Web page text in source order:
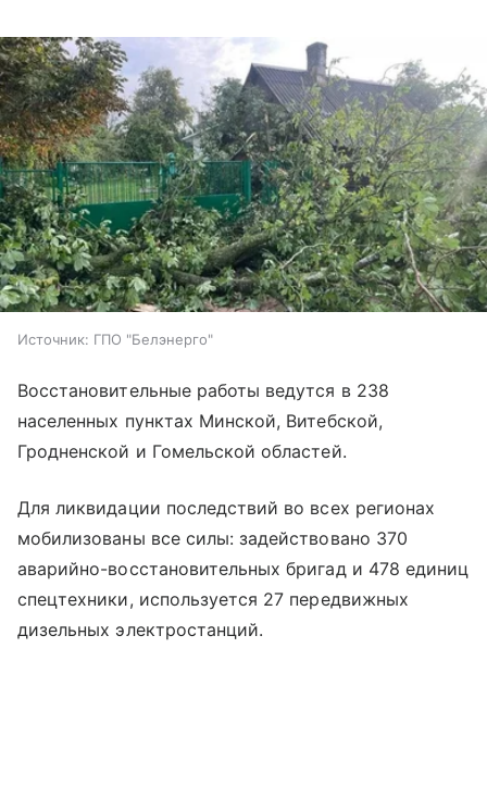
Источник: ГПО "Белэнерго"
Восстановительные работы ведутся в 238
населенных пунктах Минской, Витебской,
Гродненской и Гомельской областей.
Для ликвидации последствий во всех регионах
мобилизованы все силы: задействовано 370
аварийно-восстановительных бригад и 478 единиц
спецтехники, используется 27 передвижных
дизельных электростанций.